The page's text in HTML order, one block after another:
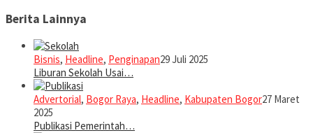
Berita Lainnya
Bisnis, Headline, Penginapan29 Juli 2025
Liburan Sekolah Usai…
Advertorial, Bogor Raya, Headline, Kabupaten Bogor27 Maret
2025
Publikasi Pemerintah…